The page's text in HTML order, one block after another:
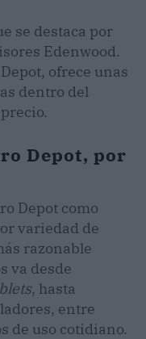
se destaca por
Edenwood.
ofrece unas
dentro del
Depot, por
Depot como
variedad de
razonable
va desde
, hasta
entre
de uso cotidiano.